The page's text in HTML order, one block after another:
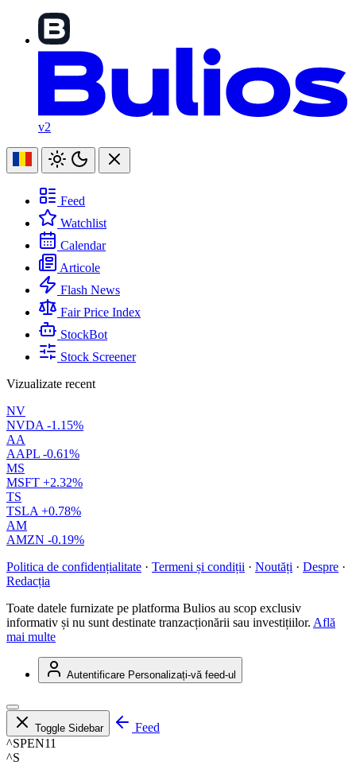
v2
Feed
Watchlist
Calendar
Articole
Flash News
Fair Price Index
StockBot
Stock Screener
Vizualizate recent
NV
NVDA -1.15%
AA
AAPL -0.61%
MS
MSFT +2.32%
TS
TSLA +0.78%
AM
AMZN -0.19%
Politica de confidențialitate · Termeni și condiții · Noutăți · Despre ·
Redacția
Toate datele furnizate pe platforma Bulios au scop exclusiv
informativ și nu sunt destinate tranzacționării sau investițiilor. Află
mai multe
Autentificare Personalizați-vă feed-ul
Toggle Sidebar
Feed
^SPEN11
^S